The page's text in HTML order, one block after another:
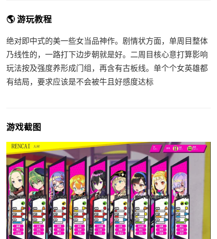
🌎 游玩教程
绝对即中式的美一些女当品神作。剧情状方面，单周目整体
乃线性的，一路打下边步朝就是好。二周目核心意打算影响
玩法按及强度养形成门组，再含有古板线。单个个女英雄都
有结局，要求应该是不会被牛且好感度达标
游戏截图